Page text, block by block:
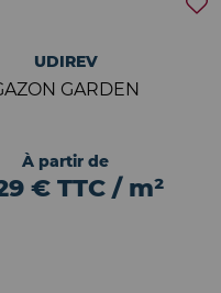
UDIREV
GARDEN
À partir de
€ TTC / m²